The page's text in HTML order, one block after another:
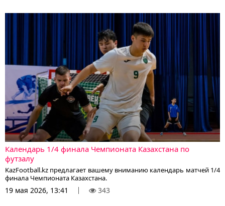
Календарь 1/4 финала Чемпионата Казахстана по
футзалу
KazFootball.kz предлагает вашему вниманию календарь матчей 1/4
финала Чемпионата Казахстана.
19 мая 2026, 13:41 343